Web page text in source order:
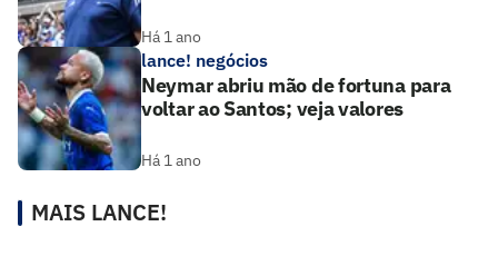
Há 1 ano
lance! negócios
Neymar abriu mão de fortuna para
voltar ao Santos; veja valores
Há 1 ano
MAIS LANCE!